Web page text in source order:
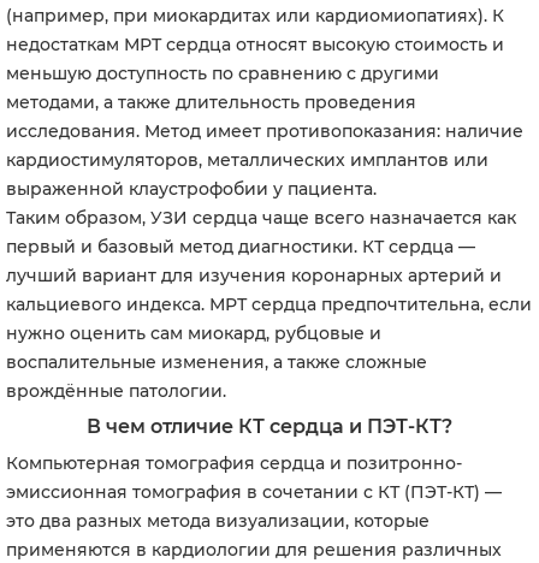
(например, при миокардитах или кардиомиопатиях). К
недостаткам МРТ сердца относят высокую стоимость и
меньшую доступность по сравнению с другими
методами, а также длительность проведения
исследования. Метод имеет противопоказания: наличие
кардиостимуляторов, металлических имплантов или
выраженной клаустрофобии у пациента.
Таким образом, УЗИ сердца чаще всего назначается как
первый и базовый метод диагностики. КТ сердца —
лучший вариант для изучения коронарных артерий и
кальциевого индекса. МРТ сердца предпочтительна, если
нужно оценить сам миокард, рубцовые и
воспалительные изменения, а также сложные
врождённые патологии.
В чем отличие КТ сердца и ПЭТ-КТ?
Компьютерная томография сердца и позитронно-
эмиссионная томография в сочетании с КТ (ПЭТ-КТ) —
это два разных метода визуализации, которые
применяются в кардиологии для решения различных